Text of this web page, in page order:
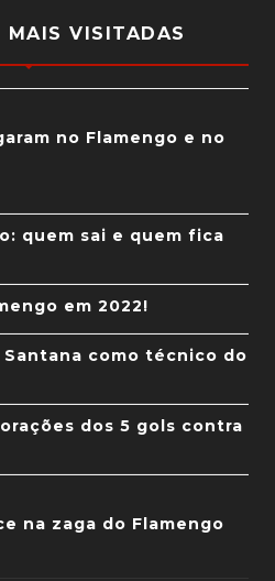
MAIS VISITADAS
no Flamengo e no
quem sai e quem fica
em 2022!
Santana como técnico do
dos 5 gols contra
na zaga do Flamengo